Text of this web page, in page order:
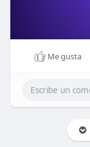
Me gusta